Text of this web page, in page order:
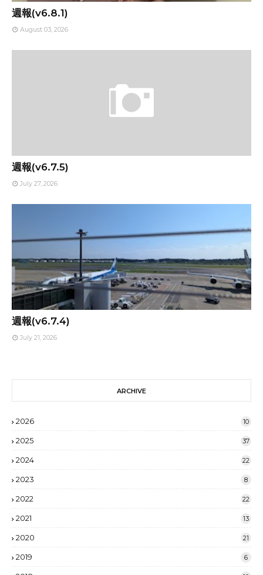
週報(v6.8.1)
August 03, 2026
週報(v6.7.5)
July 27, 2026
週報(v6.7.4)
July 21, 2026
ARCHIVE
2026 10
2025 37
2024 22
2023 8
2022 22
2021 13
2020 21
2019 6